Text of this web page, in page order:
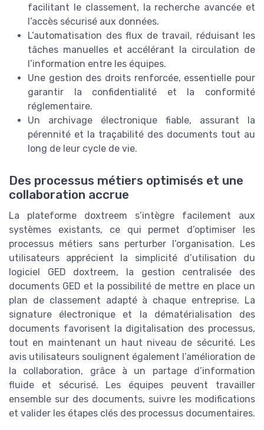
facilitant le classement, la recherche avancée et
l’accès sécurisé aux données.
L’automatisation des flux de travail, réduisant les
tâches manuelles et accélérant la circulation de
l’information entre les équipes.
Une gestion des droits renforcée, essentielle pour
garantir la confidentialité et la conformité
réglementaire.
Un archivage électronique fiable, assurant la
pérennité et la traçabilité des documents tout au
long de leur cycle de vie.
Des processus métiers optimisés et une
collaboration accrue
La plateforme doxtreem s’intègre facilement aux
systèmes existants, ce qui permet d’optimiser les
processus métiers sans perturber l’organisation. Les
utilisateurs apprécient la simplicité d’utilisation du
logiciel GED doxtreem, la gestion centralisée des
documents GED et la possibilité de mettre en place un
plan de classement adapté à chaque entreprise. La
signature électronique et la dématérialisation des
documents favorisent la digitalisation des processus,
tout en maintenant un haut niveau de sécurité. Les
avis utilisateurs soulignent également l’amélioration de
la collaboration, grâce à un partage d’information
fluide et sécurisé. Les équipes peuvent travailler
ensemble sur des documents, suivre les modifications
et valider les étapes clés des processus documentaires.